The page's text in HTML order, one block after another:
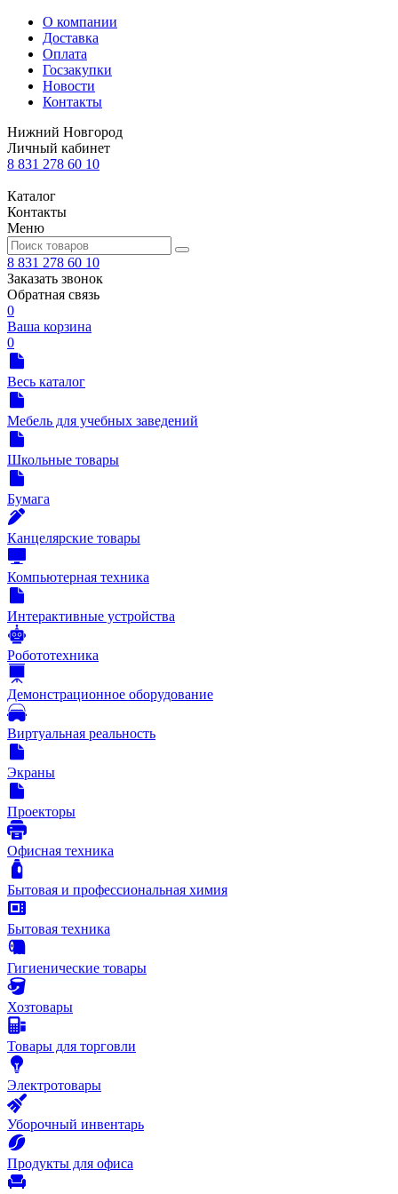
О компании
Доставка
Оплата
Госзакупки
Новости
Контакты
Нижний Новгород
Личный кабинет
8 831 278 60 10
Каталог
Контакты
Меню
8 831 278 60 10
Заказать звонок
Обратная связь
0
Ваша корзина
0
Весь каталог
Мебель для учебных заведений
Школьные товары
Бумага
Канцелярские товары
Компьютерная техника
Интерактивные устройства
Робототехника
Демонстрационное оборудование
Виртуальная реальность
Экраны
Проекторы
Офисная техника
Бытовая и профессиональная химия
Бытовая техника
Гигиенические товары
Хозтовары
Товары для торговли
Электротовары
Уборочный инвентарь
Продукты для офиса